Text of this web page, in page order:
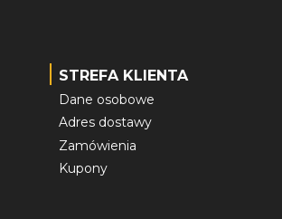
STREFA KLIENTA
Dane osobowe
Adres dostawy
Zamówienia
Kupony